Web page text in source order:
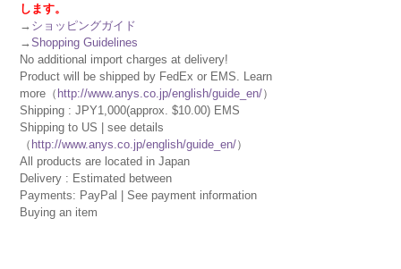
します。
→ ショッピングガイド
→Shopping Guidelines
No additional import charges at delivery!
Product will be shipped by FedEx or EMS. Learn
more（ http://www.anys.co.jp/english/guide_en/）
Shipping : JPY1,000(approx. $10.00) EMS
Shipping to US | see details
（ http://www.anys.co.jp/english/guide_en/）
All products are located in Japan
Delivery : Estimated between
Payments: PayPal | See payment information
Buying an item